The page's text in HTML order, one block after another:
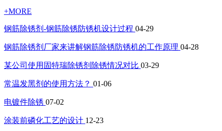
+MORE
钢筋除锈剂-钢筋除锈防锈机设计过程 04-29
钢筋除锈剂厂家来讲解钢筋除锈防锈机的工作原理 04-28
某公司使用固特瑞除锈剂除锈情况对比 03-29
常温发黑剂的使用方法？ 01-06
电镀件除锈 07-02
涂装前磷化工艺的设计 12-23